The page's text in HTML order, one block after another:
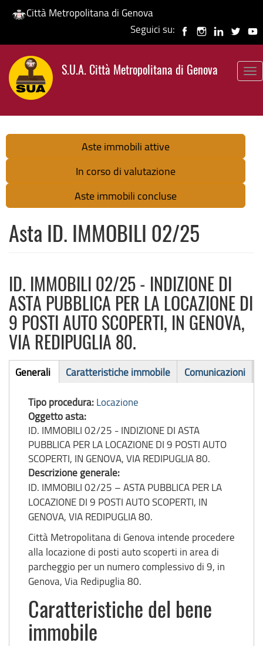
Salta
contenuto
principale
Città Metropolitana di Genova
Seguici su:
S.U.A. Città Metropolitana di Genova
Aste immobili attive
In corso di valutazione
Aste immobili concluse
Asta ID. IMMOBILI 02/25
ID. IMMOBILI 02/25 - INDIZIONE DI
ASTA PUBBLICA PER LA LOCAZIONE DI
9 POSTI AUTO SCOPERTI, IN GENOVA,
VIA REDIPUGLIA 80.
Asta
immobile
Generali
attiva)
Caratteristiche immobile Comunicazioni
Tipo procedura: Locazione
Oggetto asta:
ID. IMMOBILI 02/25 - INDIZIONE DI ASTA
PUBBLICA PER LA LOCAZIONE DI 9 POSTI AUTO
SCOPERTI, IN GENOVA, VIA REDIPUGLIA 80.
Descrizione generale:
ID. IMMOBILI 02/25 – ASTA PUBBLICA PER LA
LOCAZIONE DI 9 POSTI AUTO SCOPERTI, IN
GENOVA, VIA REDIPUGLIA 80.
Città Metropolitana di Genova intende procedere
alla locazione di posti auto scoperti in area di
parcheggio per un numero complessivo di 9, in
Genova, Via Redipuglia 80.
Caratteristiche del bene
immobile